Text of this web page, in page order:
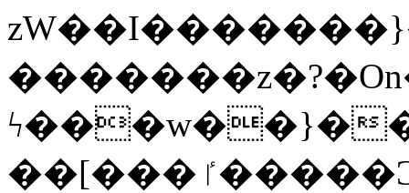
ϟ���w��}�
��[���ٵ�����Ͻ���������x�ս��Apq�����޻�V����O�cp����ٝy{����:�k�ןNݯOOCyx6���&���?